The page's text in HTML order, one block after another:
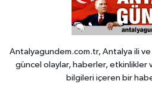
Antalyagundem.com.tr, Antalya ili
güncel olaylar, haberler, etkinlikler
bilgileri içeren bir